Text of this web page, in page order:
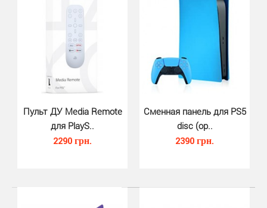
Набор зарядных кабелей для PS5(4m) Braided Fast
Charge and Play Cable TWIN Pack (4 м, Imp Tech) - вы..
Пульт ДУ Media Remote
для PlayS..
2290 грн.
Сменная панель для PS5
disc (ор..
2390 грн.